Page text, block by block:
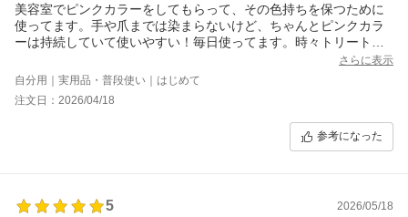
美容室でピンクカラーをしてもらって、その色持ちを保つために
使ってます。手や爪までは染まらないけど、ちゃんとピンクカラ
ーは持続していて使いやすい！毎日使ってます。時々トリートメ
ントするのを忘れるくらい洗いあがりがトゥルトゥルしてます。
トリートメントなしで乾かすと少しパサパサしますが、市販の普
通のトリートメント併用でしっとりします。
リピートしたいし、他の色も試してみたいです。
さらに表示
自分用｜実用品・普段使い｜はじめて
注文日：2026/04/18
参考になった
5
2026/05/18